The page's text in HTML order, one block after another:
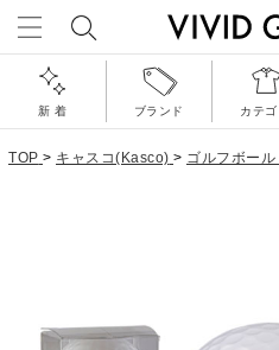
新 着 ブランド カテゴ
TOP > キャスコ(Kasco) > ゴルフボール